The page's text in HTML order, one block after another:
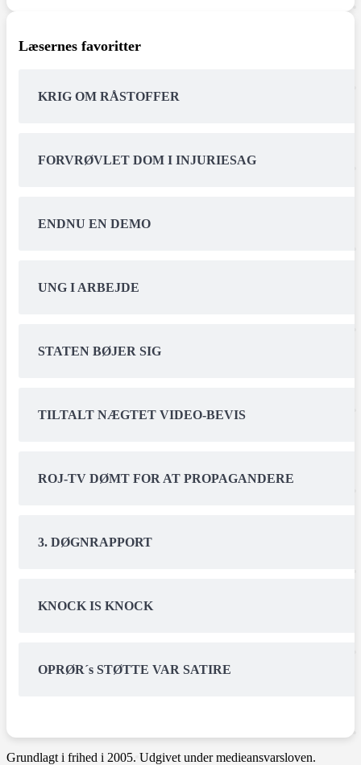
Læsernes favoritter
KRIG OM RÅSTOFFER
FORVRØVLET DOM I INJURIESAG
ENDNU EN DEMO
UNG I ARBEJDE
STATEN BØJER SIG
TILTALT NÆGTET VIDEO-BEVIS
ROJ-TV DØMT FOR AT PROPAGANDERE
3. DØGNRAPPORT
KNOCK IS KNOCK
OPRØR´s STØTTE VAR SATIRE
Grundlagt i frihed i 2005. Udgivet under medieansvarsloven.